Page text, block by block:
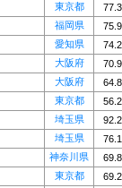
東京都 77.3
福岡県 75.9
愛知県 74.2
大阪府 70.9
大阪府 64.8
東京都 56.2
埼玉県 92.2
埼玉県 76.1
神奈川県 69.8
東京都 69.2